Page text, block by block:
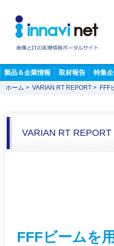
製品＆企業情報 取材報告 特集
ホーム > VARIAN RT REPORT > FFF
VARIAN RT REPORT
FFFビームを